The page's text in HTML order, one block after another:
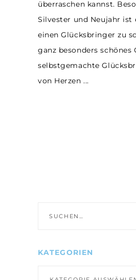
überraschen kannst.
Silvester und Neujahr ist
einen Glücksbringer zu
ganz besonders schönes
selbstgemachte
von Herzen
nach:
KATEGORIEN